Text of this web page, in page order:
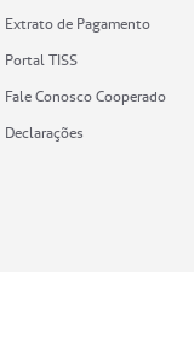
Extrato de Pagamento
Portal TISS
Fale Conosco Cooperado
Declarações